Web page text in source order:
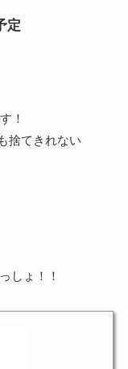
定
！
捨てきれない
しょ！！